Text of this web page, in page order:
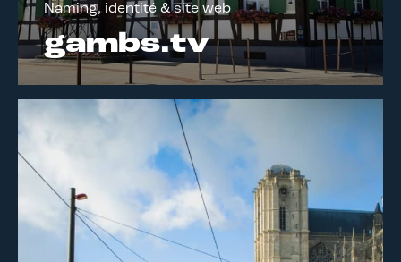
Naming, identité & site web
gambs.tv